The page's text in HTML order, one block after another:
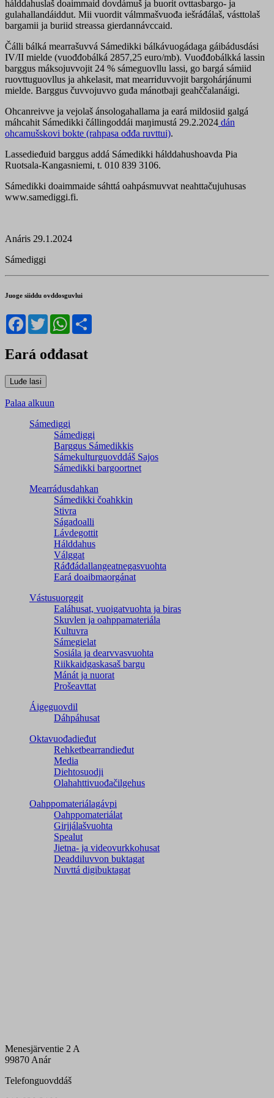
hálddahuslaš doaimmaid dovdámuš ja buorit ovttasbargo- ja
gulahallandáiddut. Mii vuordit válmmašvuođa iešráđálaš, vásttolaš
bargamii ja buriid streassa gierdannávccaid.
Čálli bálká mearrašuvvá Sámedikki bálkávuogádaga gáibádusdási
IV/II mielde (vuođđobálká 2857,25 euro/mb). Vuođđobálkká lassin
barggus máksojuvvojit 24 % sámeguovllu lassi, go bargá sámiid
ruovttuguovllus ja ahkelasit, mat mearriduvvojit bargohárjánumi
mielde. Barggus čuvvojuvvo guđa mánotbaji geahččalanáigi.
Ohcanreivve ja vejolaš ánsologahallama ja eará mildosiid galgá
máhcahit Sámedikki čállingoddái maŋimustá 29.2.2024 dán
ohcamušskovi bokte (rahpasa ođđa ruvttui).
Lassedieđuid barggus addá Sámedikki hálddahushoavda Pia
Ruotsala-Kangasniemi, t. 010 839 3106.
Sámedikki doaimmaide sáhttá oahpásmuvvat neahttačujuhusas
www.samediggi.fi.
Anáris 29.1.2024
Sámediggi
Juoge siiddu ovddosguvlui
Facebook
TwitterWhatsApp
Eará ođđasat
Palaa alkuun
Sámediggi
Sámediggi
Barggus Sámedikkis
Sámekulturguovddáš Sajos
Sámedikki bargoortnet
Mearrádusdahkan
Sámedikki čoahkkin
Stivra
Ságadoalli
Lávdegottit
Hálddahus
Válggat
Ráđđádallangeatnegas­vuohta
Eará doaibmaorgánat
Vástusuorggit
Ealáhusat, vuoigatvuohta ja biras
Skuvlen ja oahppamateriála
Kultuvra
Sámegielat
Sosiála ja dearvvasvuohta
Riikkaidgaskasaš bargu
Mánát ja nuorat
Prošeavttat
Áigeguovdil
Dáhpáhusat
Oktavuođadieđut
Rehketbearrandieđut
Media
Diehtosuodji
Olahahttivuođačilgehus
Oahppomateriálagávpi
Oahppomateriálat
Girjjálašvuohta
Spealut
Jietna- ja videovurkkohusat
Deaddiluvvon buktagat
Nuvttá digibuktagat
Menesjärventie 2 A
99870 Anár
Telefonguovddáš